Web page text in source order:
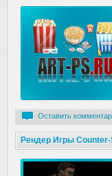
Оставить
Рендер Игры